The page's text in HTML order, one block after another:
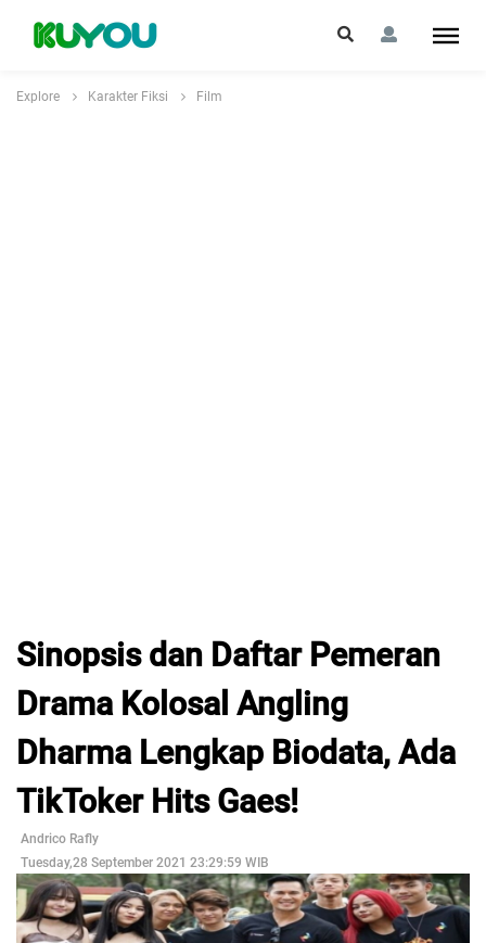
Explore Karakter Fiksi Film
Sinopsis dan Daftar Pemeran
Drama Kolosal Angling
Dharma Lengkap Biodata, Ada
TikToker Hits Gaes!
Andrico Rafly
Tuesday,28 September 2021 23:29:59 WIB